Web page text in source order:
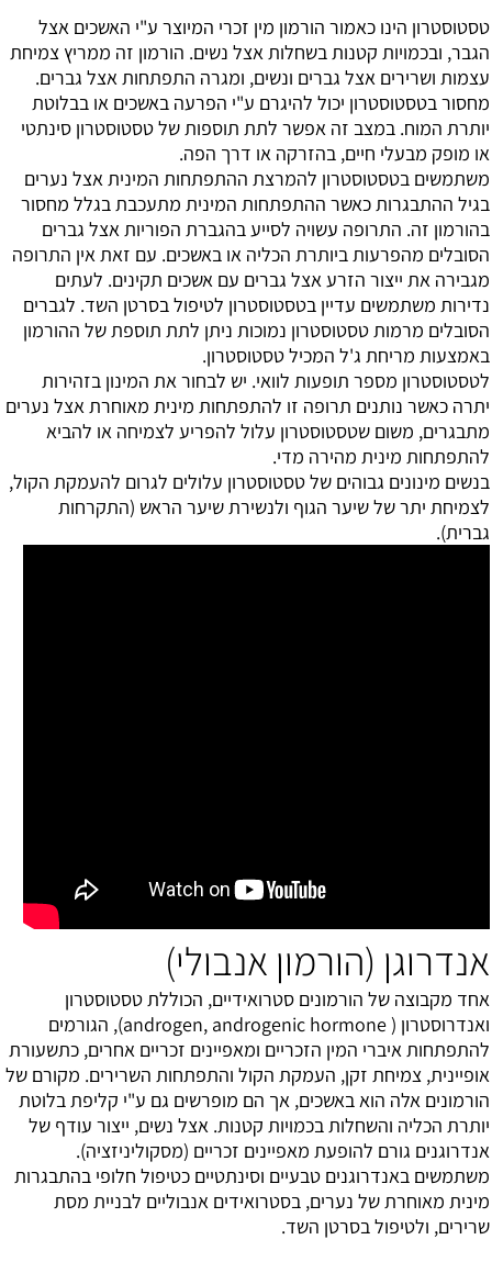
טסטוסטרון הינו כאמור הורמון מין זכרי המיוצר ע"י האשכים אצל
הגבר, ובכמויות קטנות בשחלות אצל נשים. הורמון זה ממריץ צמיחת
עצמות ושרירים אצל גברים ונשים, ומגרה התפתחות אצל גברים.
מחסור בטסטוסטרון יכול להיגרם ע"י הפרעה באשכים או בבלוטת
יותרת המוח. במצב זה אפשר לתת תוספות של טסטוסטרון סינתטי
או מופק מבעלי חיים, בהזרקה או דרך הפה.
משתמשים בטסטוסטרון להמרצת ההתפתחות המינית אצל נערים
בגיל ההתבגרות כאשר ההתפתחות המינית מתעכבת בגלל מחסור
בהורמון זה. התרופה עשויה לסייע בהגברת הפוריות אצל גברים
הסובלים מהפרעות ביותרת הכליה או באשכים. עם זאת אין התרופה
מגבירה את ייצור הזרע אצל גברים עם אשכים תקינים. לעתים
נדירות משתמשים עדיין בטסטוסטרון לטיפול בסרטן השד. לגברים
הסובלים מרמות טסטוסטרון נמוכות ניתן לתת תוספת של ההורמון
באמצעות מריחת ג'ל המכיל טסטוסטרון.
לטסטוסטרון מספר תופעות לוואי. יש לבחור את המינון בזהירות
יתרה כאשר נותנים תרופה זו להתפתחות מינית מאוחרת אצל נערים
מתבגרים, משום שטסטוסטרון עלול להפריע לצמיחה או להביא
להתפתחות מינית מהירה מדי.
בנשים מינונים גבוהים של טסטוסטרון עלולים לגרום להעמקת הקול,
לצמיחת יתר של שיער הגוף ולנשירת שיער הראש (התקרחות
גברית).
אנדרוגן (הורמון אנבולי)
אחד מקבוצה של הורמונים סטרואידיים, הכוללת טסטוסטרון
ואנדרוסטרון ( androgen, androgenic hormone), הגורמים
להתפתחות איברי המין הזכריים ומאפיינים זכריים אחרים, כתשעורת
אופיינית, צמיחת זקן, העמקת הקול והתפתחות השרירים. מקורם של
הורמונים אלה הוא באשכים, אך הם מופרשים גם ע"י קליפת בלוטת
יותרת הכליה והשחלות בכמויות קטנות. אצל נשים, ייצור עודף של
אנדרוגנים גורם להופעת מאפיינים זכריים (מסקוליניזציה).
משתמשים באנדרוגנים טבעיים וסינתטיים כטיפול חלופי בהתבגרות
מינית מאוחרת של נערים, בסטרואידים אנבוליים לבניית מסת
שרירים, ולטיפול בסרטן השד.